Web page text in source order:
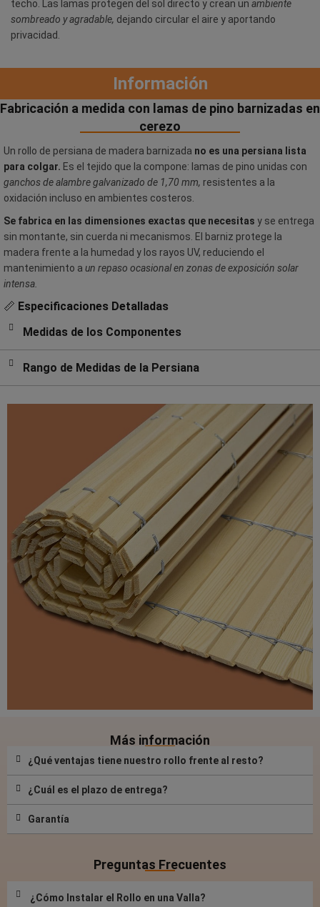
techo. Las lamas protegen del sol directo y crean un ambiente
sombreado y agradable, dejando circular el aire y aportando
privacidad.
Información
Fabricación a medida con lamas de pino barnizadas en
cerezo
Un rollo de persiana de madera barnizada no es una persiana lista
para colgar. Es el tejido que la compone: lamas de pino unidas con
ganchos de alambre galvanizado de 1,70 mm, resistentes a la
oxidación incluso en ambientes costeros.
Se fabrica en las dimensiones exactas que necesitas y se entrega
sin montante, sin cuerda ni mecanismos. El barniz protege la
madera frente a la humedad y los rayos UV, reduciendo el
mantenimiento a un repaso ocasional en zonas de exposición solar
intensa.
📏 Especificaciones Detalladas
Medidas de los Componentes
Rango de Medidas de la Persiana
Más información
¿Qué ventajas tiene nuestro rollo frente al resto?
¿Cuál es el plazo de entrega?
Garantía
Preguntas Frecuentes
¿Cómo Instalar el Rollo en una Valla?